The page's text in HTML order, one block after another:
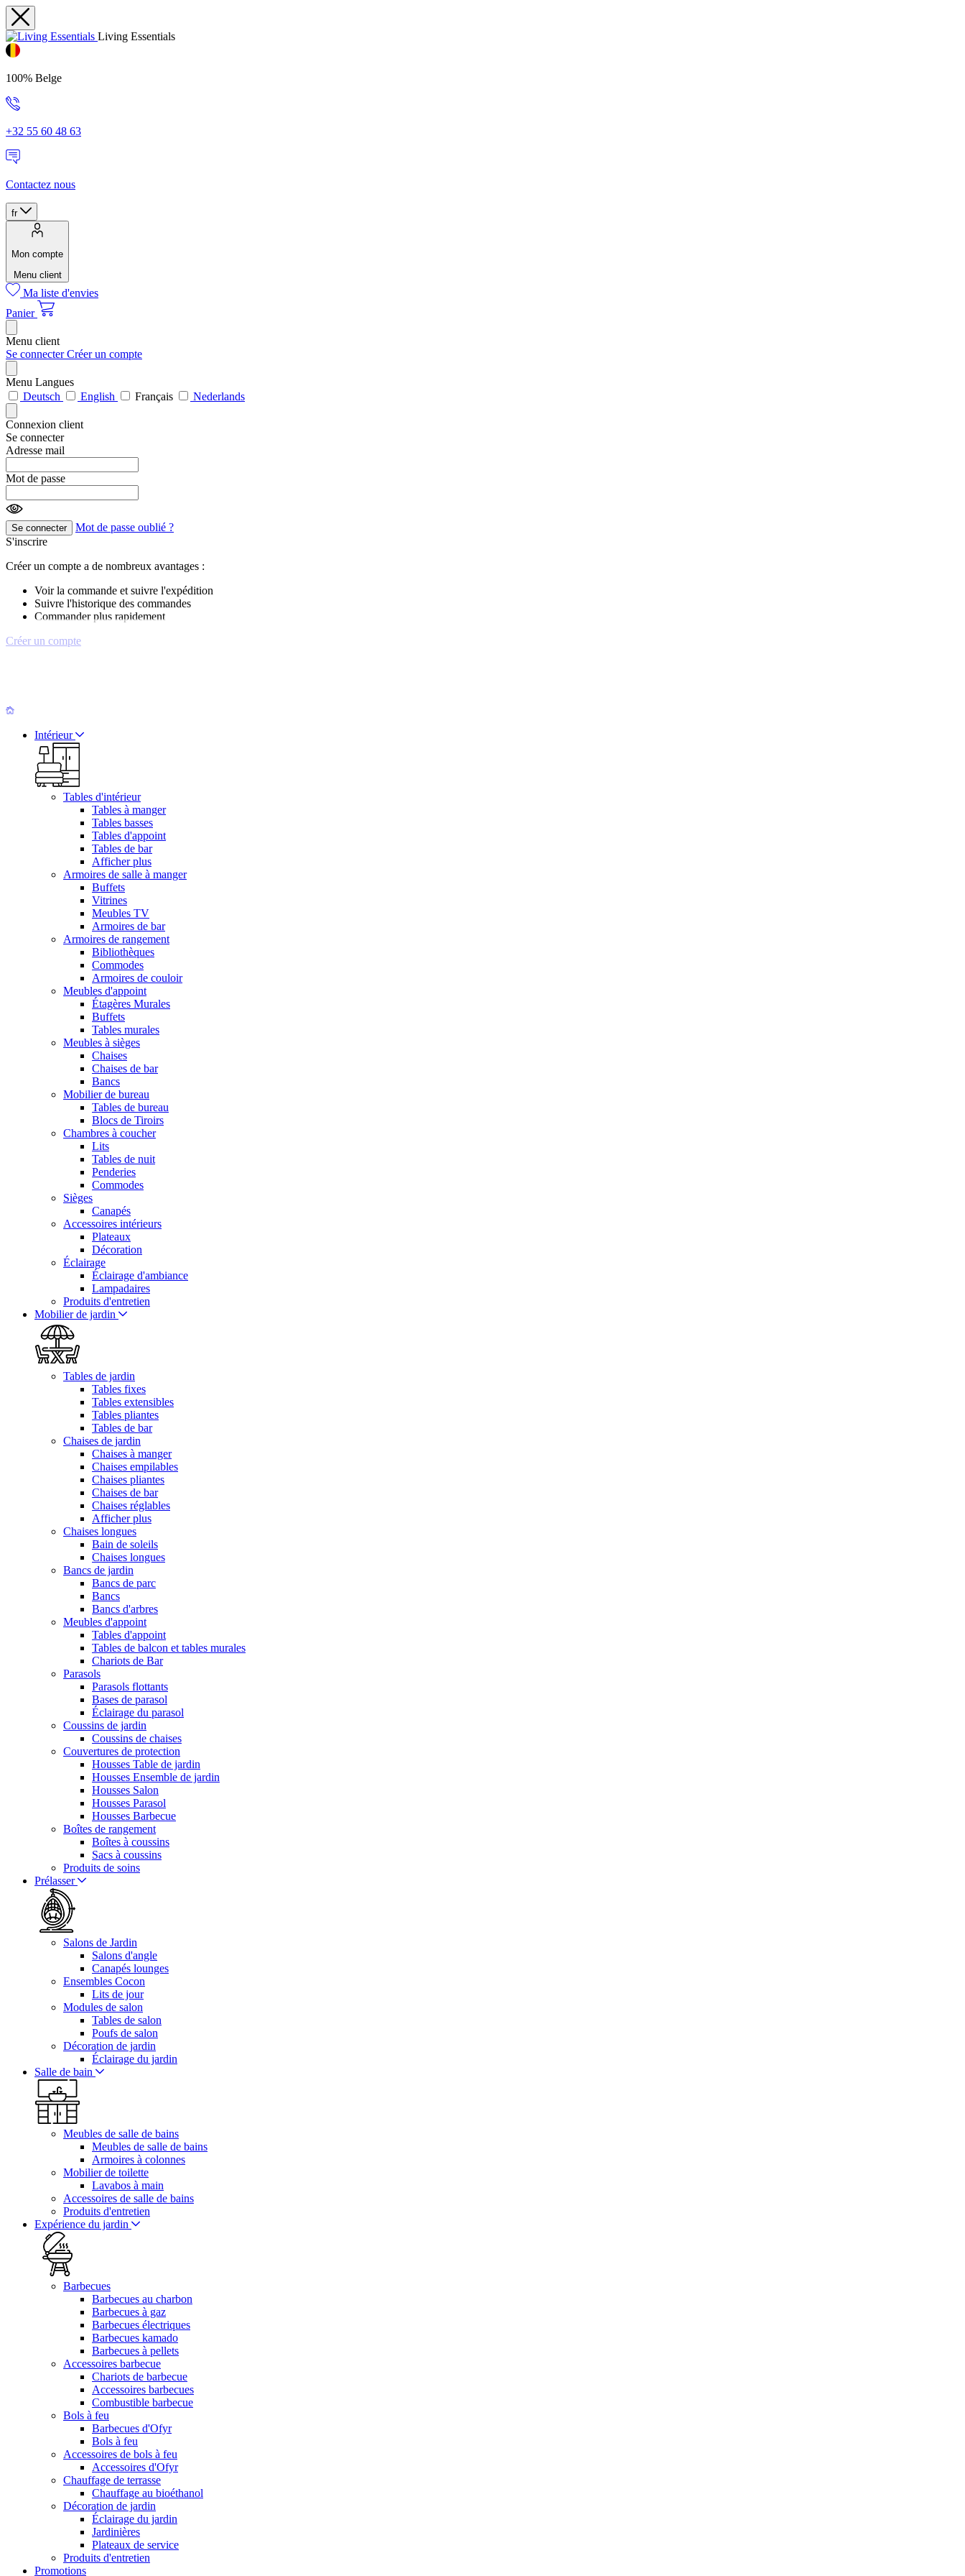
Living Essentials
100% Belge
+32 55 60 48 63
Contactez nous
fr
Mon compte
Menu client
Ma liste d'envies
Panier
Menu client
Se connecterCréer un compte
Menu Langues
Deutsch
English Français Nederlands
Connexion client
Se connecter
Adresse mail
Mot de passe
Se connecter
Mot de passe oublié ?
S'inscrire
Créer un compte a de nombreux avantages :
Voir la commande et suivre l'expédition
Suivre l'historique des commandes
Commander plus rapidement
Créer un compte
Intérieur
Tables d'intérieur
Tables à manger
Tables basses
Tables d'appoint
Tables de bar
Afficher plus
Armoires de salle à manger
Buffets
Vitrines
Meubles TV
Armoires de bar
Armoires de rangement
Bibliothèques
Commodes
Armoires de couloir
Meubles d'appoint
Étagères Murales
Buffets
Tables murales
Meubles à sièges
Chaises
Chaises de bar
Bancs
Mobilier de bureau
Tables de bureau
Blocs de Tiroirs
Chambres à coucher
Lits
Tables de nuit
Penderies
Commodes
Sièges
Canapés
Accessoires intérieurs
Plateaux
Décoration
Éclairage
Éclairage d'ambiance
Lampadaires
Produits d'entretien
Mobilier de jardin
Tables de jardin
Tables fixes
Tables extensibles
Tables pliantes
Tables de bar
Chaises de jardin
Chaises à manger
Chaises empilables
Chaises pliantes
Chaises de bar
Chaises réglables
Afficher plus
Chaises longues
Bain de soleils
Chaises longues
Bancs de jardin
Bancs de parc
Bancs
Bancs d'arbres
Meubles d'appoint
Tables d'appoint
Tables de balcon et tables murales
Chariots de Bar
Parasols
Parasols flottants
Bases de parasol
Éclairage du parasol
Coussins de jardin
Coussins de chaises
Couvertures de protection
Housses Table de jardin
Housses Ensemble de jardin
Housses Salon
Housses Parasol
Housses Barbecue
Boîtes de rangement
Boîtes à coussins
Sacs à coussins
Produits de soins
Prélasser
Salons de Jardin
Salons d'angle
Canapés lounges
Ensembles Cocon
Lits de jour
Modules de salon
Tables de salon
Poufs de salon
Décoration de jardin
Éclairage du jardin
Salle de bain
Meubles de salle de bains
Meubles de salle de bains
Armoires à colonnes
Mobilier de toilette
Lavabos à main
Accessoires de salle de bains
Produits d'entretien
Expérience du jardin
Barbecues
Barbecues au charbon
Barbecues à gaz
Barbecues électriques
Barbecues kamado
Barbecues à pellets
Accessoires barbecue
Chariots de barbecue
Accessoires barbecues
Combustible barbecue
Bols à feu
Barbecues d'Ofyr
Bols à feu
Accessoires de bols à feu
Accessoires d'Ofyr
Chauffage de terrasse
Chauffage au bioéthanol
Décoration de jardin
Éclairage du jardin
Jardinières
Plateaux de service
Produits d'entretien
Promotions